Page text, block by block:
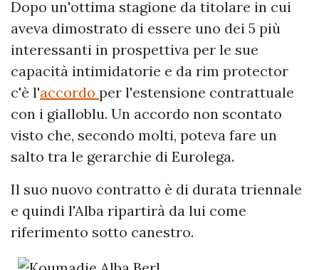
Dopo un'ottima stagione da titolare in cui
aveva dimostrato di essere uno dei 5 più
interessanti in prospettiva per le sue
capacità intimidatorie e da rim protector
c'è l'accordo per l'estensione contrattuale
con i gialloblu. Un accordo non scontato
visto che, secondo molti, poteva fare un
salto tra le gerarchie di Eurolega.
Il suo nuovo contratto è di durata triennale
e quindi l'Alba ripartirà da lui come
riferimento sotto canestro.